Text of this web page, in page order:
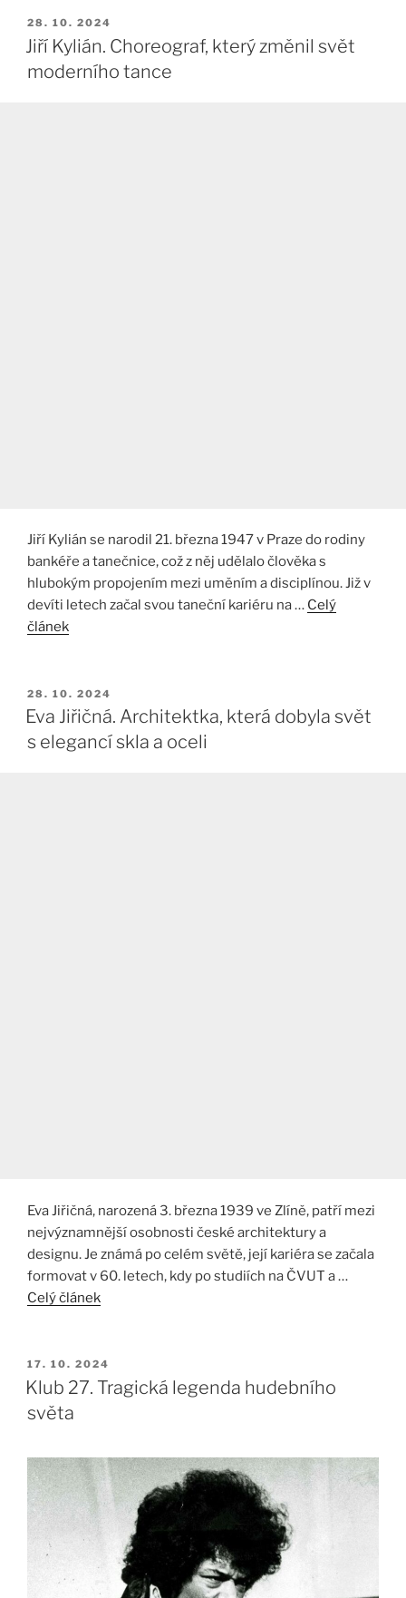
PUBLIKOVÁNO
28. 10. 2024
Jiří Kylián. Choreograf, který změnil svět
moderního tance
Jiří Kylián se narodil 21. března 1947 v Praze do rodiny
bankéře a tanečnice, což z něj udělalo člověka s
hlubokým propojením mezi uměním a disciplínou. Již v
devíti letech začal svou taneční kariéru na … Celý
článek
PUBLIKOVÁNO
28. 10. 2024
Eva Jiřičná. Architektka, která dobyla svět
s elegancí skla a oceli
Eva Jiřičná, narozená 3. března 1939 ve Zlíně, patří mezi
nejvýznamnější osobnosti české architektury a
designu. Je známá po celém světě, její kariéra se začala
formovat v 60. letech, kdy po studiích na ČVUT a …
Celý článek
PUBLIKOVÁNO
17. 10. 2024
Klub 27. Tragická legenda hudebního
světa